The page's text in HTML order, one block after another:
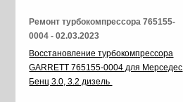
Ремонт турбокомпрессора 765155-
0004 - 02.03.2023
Восстановление турбокомпрессора
GARRETT 765155-0004 для Мерседес
Бенц 3.0, 3.2 дизель